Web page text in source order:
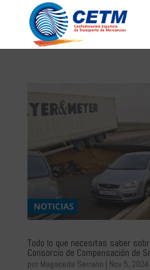
Todo lo que necesitas saber
Consorcio de Compensación de
por Magaceda Serrano | Nov 5, 2024